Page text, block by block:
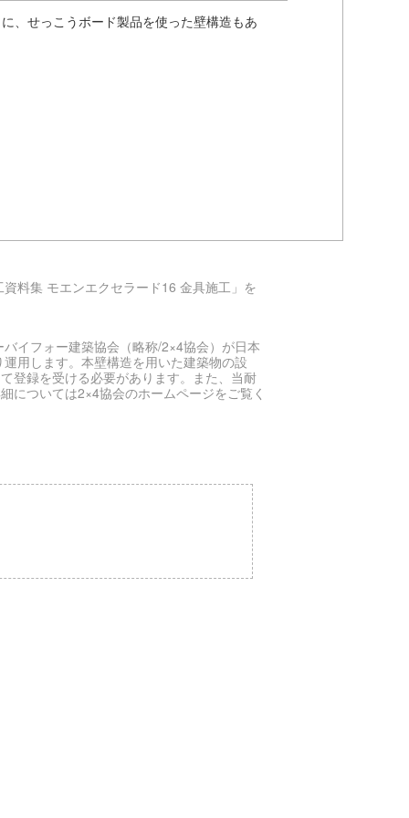
、せっこうボード製品を使った壁構造もあ
料集 モエンエクセラード16 金具施工」を
イフォー建築協会（略称/2×4協会）が日本
用します。本壁構造を用いた建築物の設
登録を受ける必要があります。また、当耐
については2×4協会のホームページをご覧く